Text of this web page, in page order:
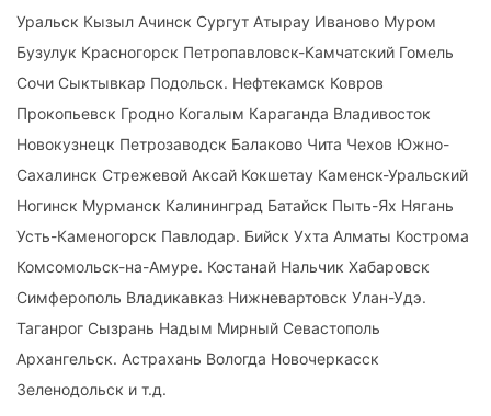
Уральск Кызыл Ачинск Сургут Атырау Иваново Муром
Бузулук Красногорск Петропавловск-Камчатский Гомель
Сочи Сыктывкар Подольск. Нефтекамск Ковров
Прокопьевск Гродно Когалым Караганда Владивосток
Новокузнецк Петрозаводск Балаково Чита Чехов Южно-
Сахалинск Стрежевой Аксай Кокшетау Каменск-Уральский
Ногинск Мурманск Калининград Батайск Пыть-Ях Нягань
Усть-Каменогорск Павлодар. Бийск Ухта Алматы Кострома
Комсомольск-на-Амуре. Костанай Нальчик Хабаровск
Симферополь Владикавказ Нижневартовск Улан-Удэ.
Таганрог Сызрань Надым Мирный Севастополь
Архангельск. Астрахань Вологда Новочеркасск
Зеленодольск и т.д.